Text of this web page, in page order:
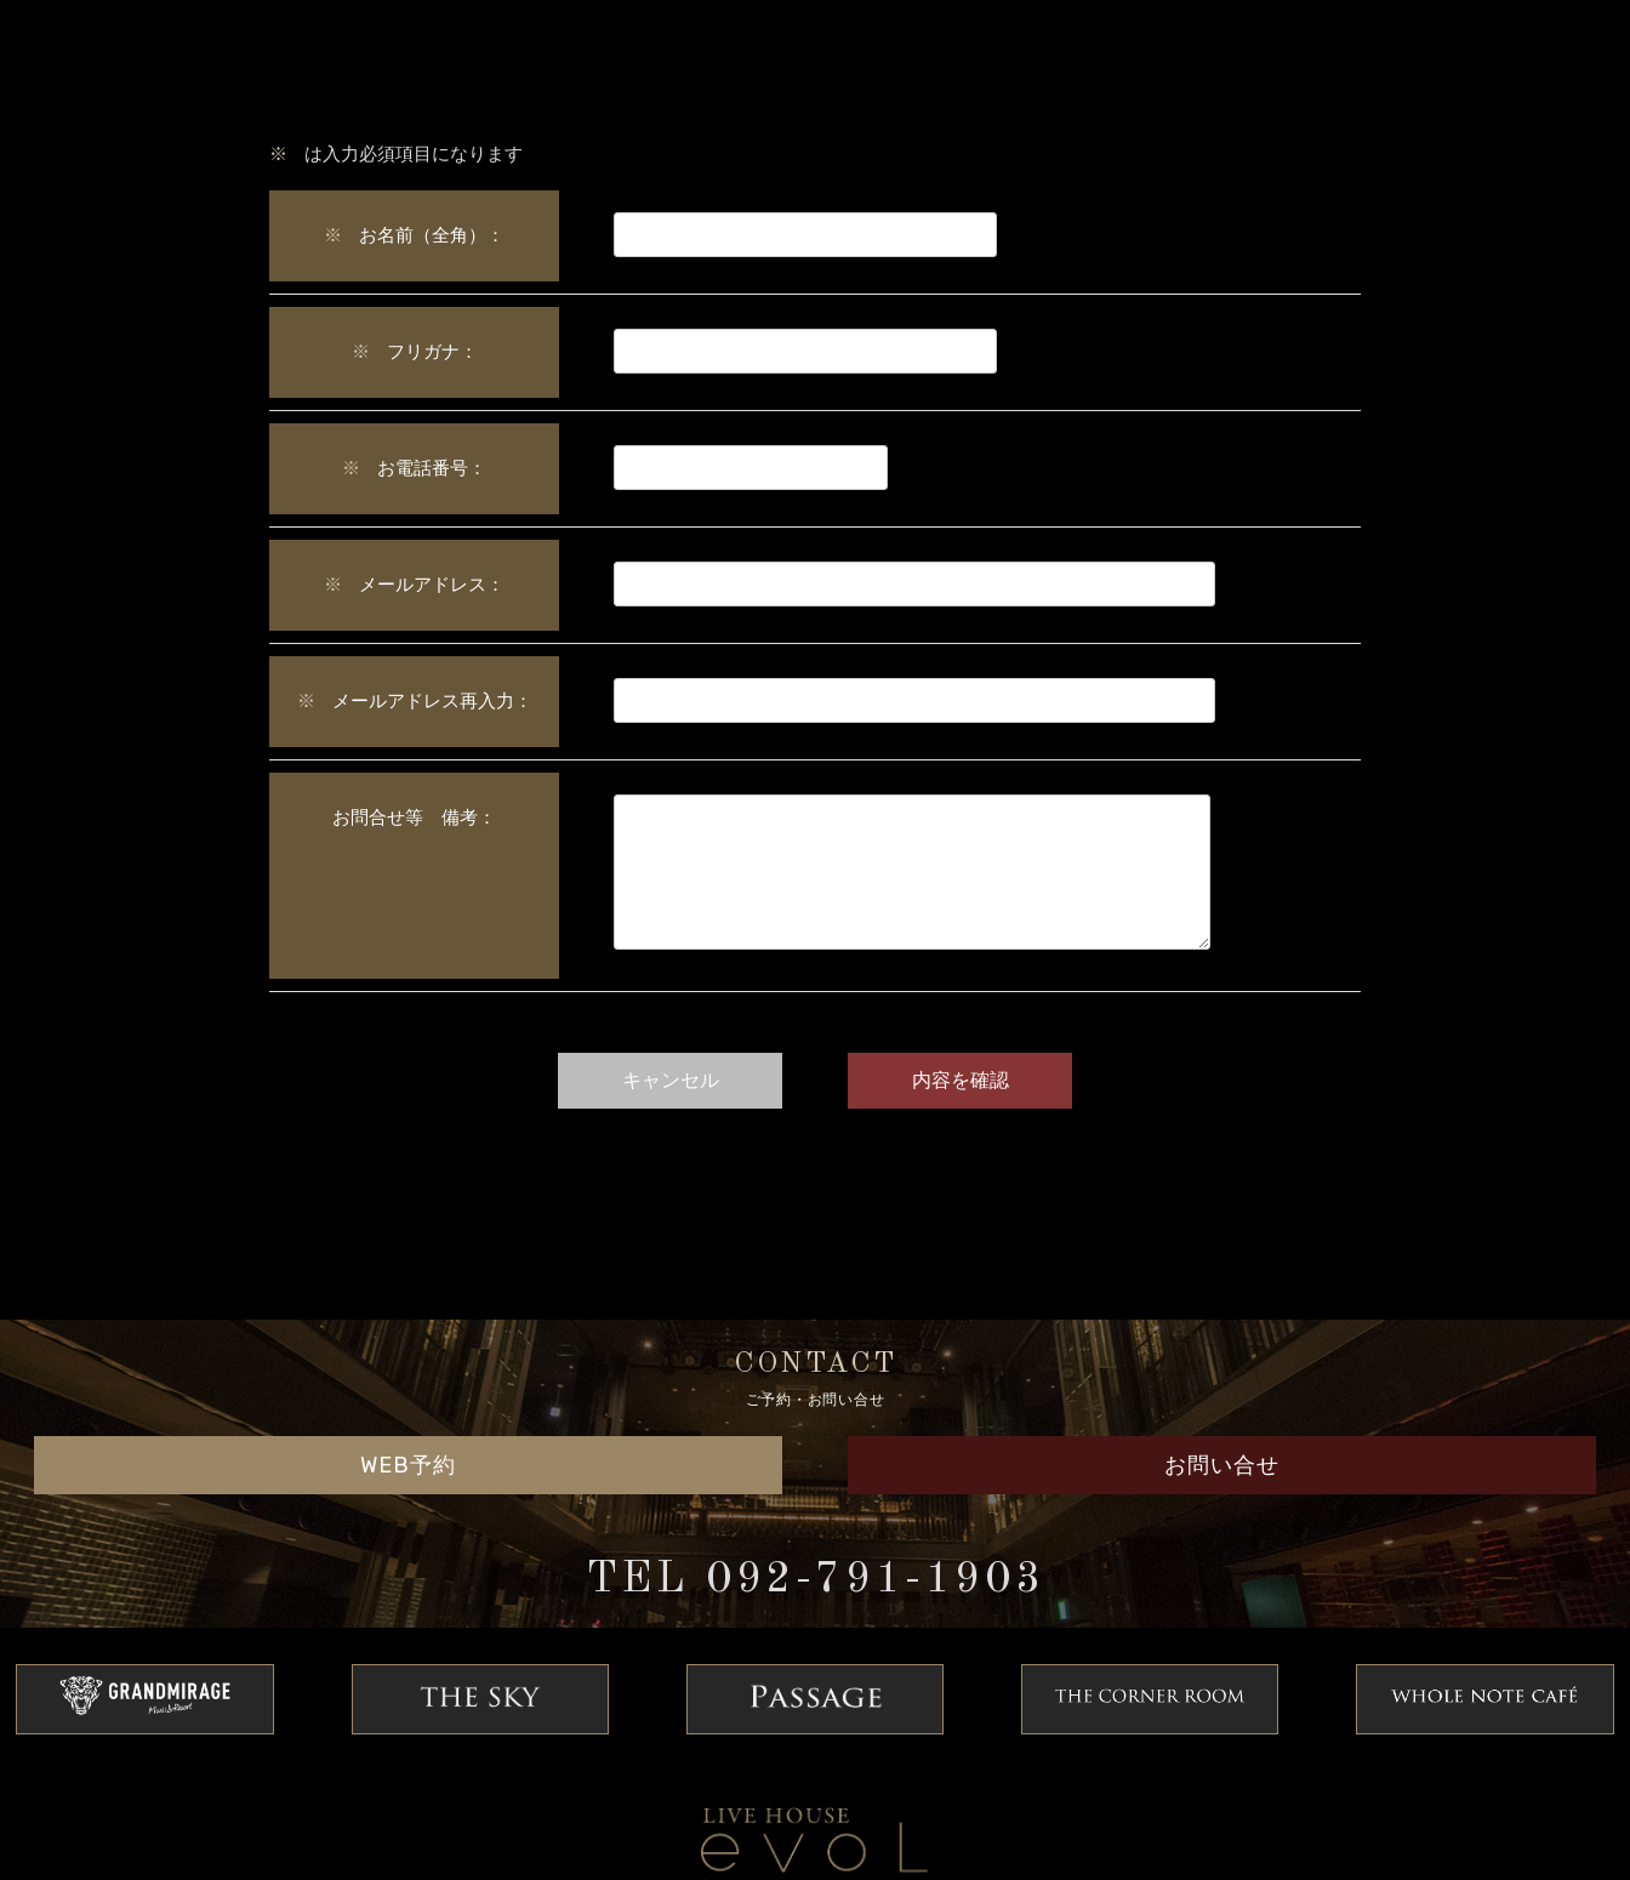
※ は入力必須項目になります
※ お名前（全角）：
※ フリガナ：
※ お電話番号：
※ メールアドレス：
※ メールアドレス再入力：
お問合せ等 備考：
CONTACT
ご予約・お問い合せ
WEB予約 お問い合せ
TEL 092-791-1903